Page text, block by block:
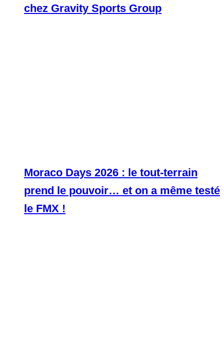
chez Gravity Sports Group
Moraco Days 2026 : le tout-terrain
prend le pouvoir… et on a même testé
le FMX !